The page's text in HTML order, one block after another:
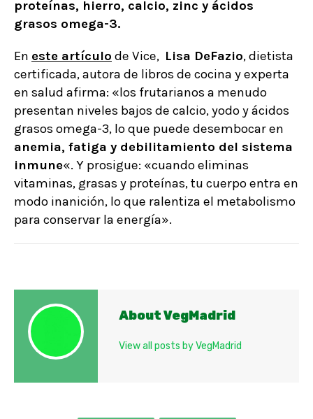
proteínas, hierro, calcio, zinc y ácidos
grasos omega-3.
En este artículo de Vice, Lisa DeFazio, dietista
certificada, autora de libros de cocina y experta
en salud afirma: «los frutarianos a menudo
presentan niveles bajos de calcio, yodo y ácidos
grasos omega-3, lo que puede desembocar en
anemia, fatiga y debilitamiento del sistema
inmune«. Y prosigue: «cuando eliminas
vitaminas, grasas y proteínas, tu cuerpo entra en
modo inanición, lo que ralentiza el metabolismo
para conservar la energía».
About VegMadrid
View all posts by VegMadrid